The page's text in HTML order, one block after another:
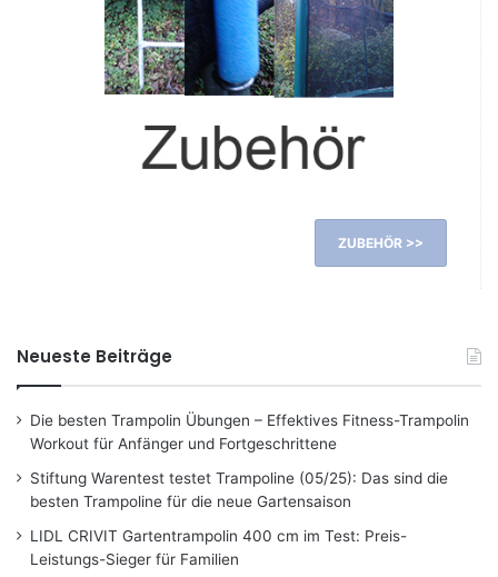
ZUBEHÖR >>
Neueste Beiträge
Die besten Trampolin Übungen – Effektives Fitness-Trampolin
Workout für Anfänger und Fortgeschrittene
Stiftung Warentest testet Trampoline (05/25): Das sind die
besten Trampoline für die neue Gartensaison
LIDL CRIVIT Gartentrampolin 400 cm im Test: Preis-
Leistungs-Sieger für Familien